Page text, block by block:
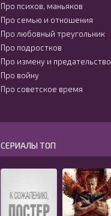
Про психов, маньяков
Про семью и отношения
Про любовный треугольник
Про подростков
Про измену и предательство
Про войну
Про советское время
СЕРИАЛЫ ТОП